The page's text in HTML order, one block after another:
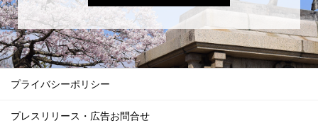
プライバシーポリシー
プレスリリース・広告お問合せ